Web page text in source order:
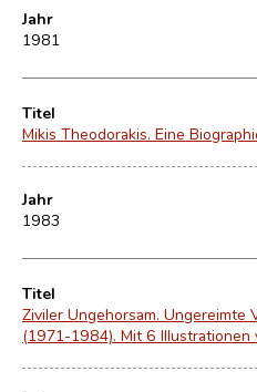
Jahr
1981
Titel
Mikis Theodorakis. Eine
Jahr
1983
Titel
Ziviler Ungehorsam. Ungereimte
(1971-1984). Mit 6 Illustrationen